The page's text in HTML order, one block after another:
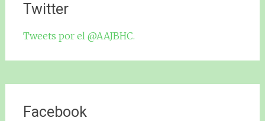
Twitter
Tweets por el @AAJBHC.
Facebook